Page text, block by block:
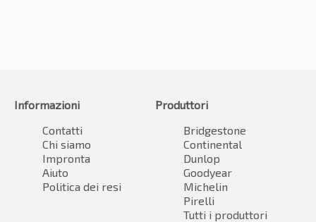
Informazioni
Contatti
Chi siamo
Impronta
Aiuto
Politica dei resi
Produttori
Bridgestone
Continental
Dunlop
Goodyear
Michelin
Pirelli
Tutti i produttori